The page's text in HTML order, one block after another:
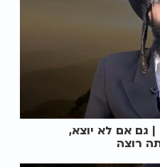
| גם אם לא יוצא,
רוצה